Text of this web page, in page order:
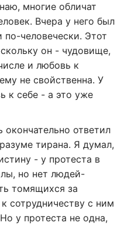
многие обличат
Вчера у него был
по-человечески. Этот
он - чудовище,
и любовь к
не свойственна. У
к себе - а это уже
окончательно ответил
тирана. Я думал,
- у протеста в
но нет людей-
томящихся за
сотрудничеству с ним
у протеста не одна,